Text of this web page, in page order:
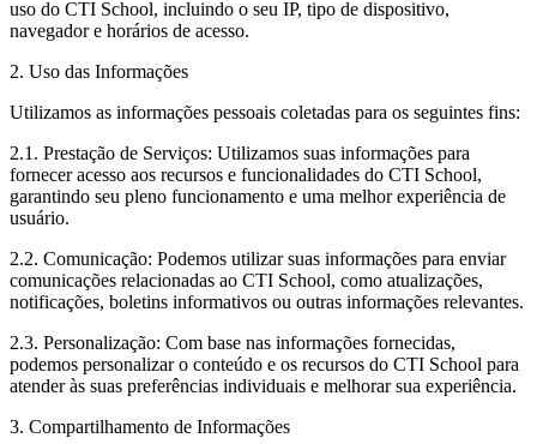
uso do CTI School, incluindo o seu IP, tipo de dispositivo,
navegador e horários de acesso.
2. Uso das Informações
Utilizamos as informações pessoais coletadas para os seguintes fins:
2.1. Prestação de Serviços: Utilizamos suas informações para
fornecer acesso aos recursos e funcionalidades do CTI School,
garantindo seu pleno funcionamento e uma melhor experiência de
usuário.
2.2. Comunicação: Podemos utilizar suas informações para enviar
comunicações relacionadas ao CTI School, como atualizações,
notificações, boletins informativos ou outras informações relevantes.
2.3. Personalização: Com base nas informações fornecidas,
podemos personalizar o conteúdo e os recursos do CTI School para
atender às suas preferências individuais e melhorar sua experiência.
3. Compartilhamento de Informações